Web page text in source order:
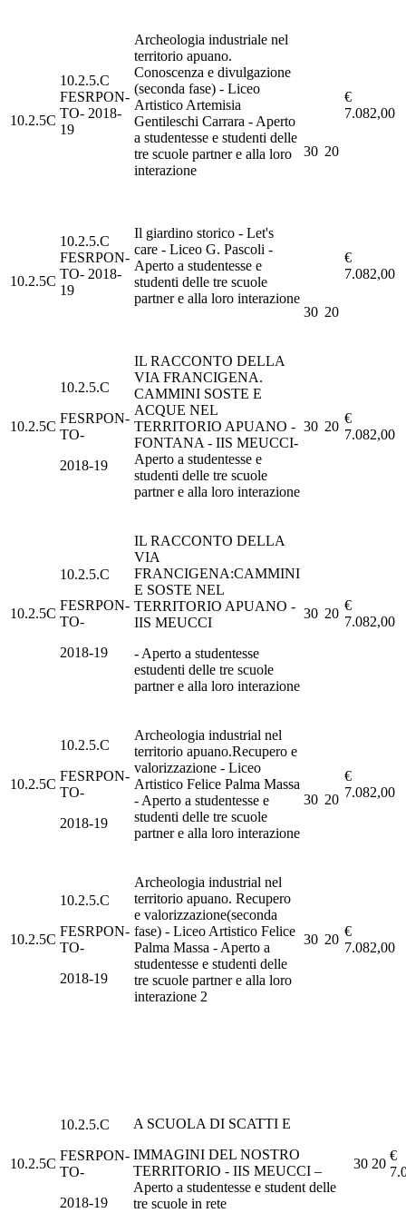
10.2.5C
10.2.5.C
FESRPON-
TO- 2018-
19
Archeologia industriale nel
territorio apuano.
Conoscenza e divulgazione
(seconda fase) - Liceo
Artistico Artemisia
Gentileschi Carrara - Aperto
a studentesse e studenti delle
tre scuole partner e alla loro
interazione
30 20
€
7.082,00
10.2.5C
10.2.5.C
FESRPON-
TO- 2018-
19
Il giardino storico - Let's
care - Liceo G. Pascoli -
Aperto a studentesse e
studenti delle tre scuole
partner e alla loro interazione
30 20
€
7.082,00
10.2.5C
10.2.5.C
FESRPON-
TO-
2018-19
IL RACCONTO DELLA
VIA FRANCIGENA.
CAMMINI SOSTE E
ACQUE NEL
TERRITORIO APUANO -
FONTANA - IIS MEUCCI-
Aperto a studentesse e
studenti delle tre scuole
partner e alla loro interazione
30 20
€
7.082,00
10.2.5C
10.2.5.C
FESRPON-
TO-
2018-19
IL RACCONTO DELLA
VIA
FRANCIGENA:CAMMINI
E SOSTE NEL
TERRITORIO APUANO -
IIS MEUCCI
- Aperto a studentesse
estudenti delle tre scuole
partner e alla loro interazione
30 20
€
7.082,00
10.2.5C
10.2.5.C
FESRPON-
TO-
2018-19
Archeologia industrial nel
territorio apuano.Recupero e
valorizzazione - Liceo
Artistico Felice Palma Massa
- Aperto a studentesse e
studenti delle tre scuole
partner e alla loro interazione
30 20
€
7.082,00
10.2.5C
10.2.5.C
FESRPON-
TO-
2018-19
Archeologia industrial nel
territorio apuano. Recupero
e valorizzazione(seconda
fase) - Liceo Artistico Felice
Palma Massa - Aperto a
studentesse e studenti delle
tre scuole partner e alla loro
interazione 2
30 20
€
7.082,00
10.2.5C
10.2.5.C
FESRPON-
TO-
2018-19
A SCUOLA DI SCATTI E
IMMAGINI DEL NOSTRO
TERRITORIO - IIS MEUCCI –
Aperto a studentesse e student delle
tre scuole in rete
30 20
€